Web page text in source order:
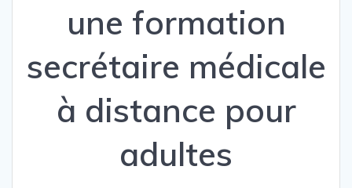
une formation
secrétaire médicale
à distance pour
adultes